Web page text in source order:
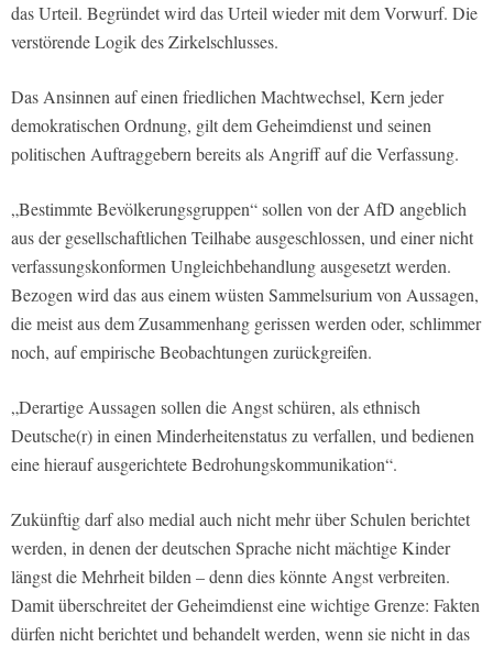
das Urteil. Begründet wird das Urteil wieder mit dem Vorwurf. Die
verstörende Logik des Zirkelschlusses.
Das Ansinnen auf einen friedlichen Machtwechsel, Kern jeder
demokratischen Ordnung, gilt dem Geheimdienst und seinen
politischen Auftraggebern bereits als Angriff auf die Verfassung.
„Bestimmte Bevölkerungsgruppen“ sollen von der AfD angeblich
aus der gesellschaftlichen Teilhabe ausgeschlossen, und einer nicht
verfassungskonformen Ungleichbehandlung ausgesetzt werden.
Bezogen wird das aus einem wüsten Sammelsurium von Aussagen,
die meist aus dem Zusammenhang gerissen werden oder, schlimmer
noch, auf empirische Beobachtungen zurückgreifen.
„Derartige Aussagen sollen die Angst schüren, als ethnisch
Deutsche(r) in einen Minderheitenstatus zu verfallen, und bedienen
eine hierauf ausgerichtete Bedrohungskommunikation“.
Zukünftig darf also medial auch nicht mehr über Schulen berichtet
werden, in denen der deutschen Sprache nicht mächtige Kinder
längst die Mehrheit bilden – denn dies könnte Angst verbreiten.
Damit überschreitet der Geheimdienst eine wichtige Grenze: Fakten
dürfen nicht berichtet und behandelt werden, wenn sie nicht in das